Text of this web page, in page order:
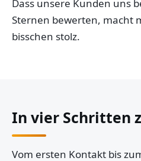
Dass unsere Kunden uns
Sternen bewerten, macht
bisschen stolz.
In vier Schritten
Vom ersten Kontakt bis